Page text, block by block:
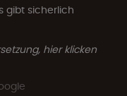
gibt sicherlich
hier klicken